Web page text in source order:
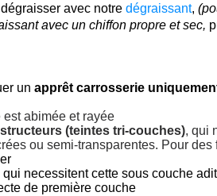
avec notre dégraissant,
avec un chiffon propre et sec,
un apprêt carrosserie
abimée et rayée
(teintes tri-couches), qui
ou semi-transparentes. Pour des
necessitent cette sous couche
de première couche